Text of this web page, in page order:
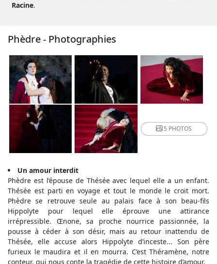
Racine.
Phèdre - Photographies
5 PHOTOS
Un amour interdit
Phèdre est l’épouse de Thésée avec lequel elle a un enfant.
Thésée est parti en voyage et tout le monde le croit mort.
Phèdre se retrouve seule au palais face à son beau-fils
Hippolyte pour lequel elle éprouve une attirance
irrépressible. Œnone, sa proche nourrice passionnée, la
pousse à céder à son désir, mais au retour inattendu de
Thésée, elle accuse alors Hippolyte d’inceste... Son père
furieux le maudira et il en mourra. C’est Théramène, notre
conteur, qui nous conte la tragédie de cette histoire d’amour.